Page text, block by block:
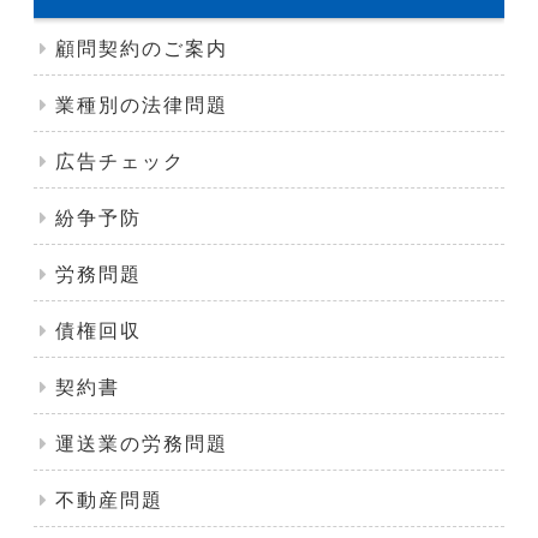
顧問契約のご案内
業種別の法律問題
広告チェック
紛争予防
労務問題
債権回収
契約書
運送業の労務問題
不動産問題